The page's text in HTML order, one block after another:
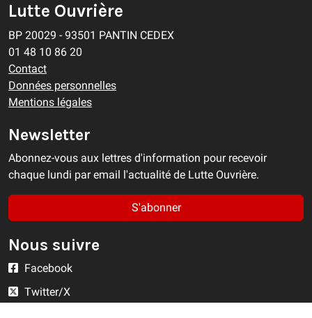
Lutte Ouvrière
BP 20029 - 93501 PANTIN CEDEX
01 48 10 86 20
Contact
Données personnelles
Mentions légales
Newsletter
Abonnez-vous aux lettres d'information pour recevoir
chaque lundi par email l'actualité de Lutte Ouvrière.
S'abonner
Nous suivre
Facebook
Twitter/X